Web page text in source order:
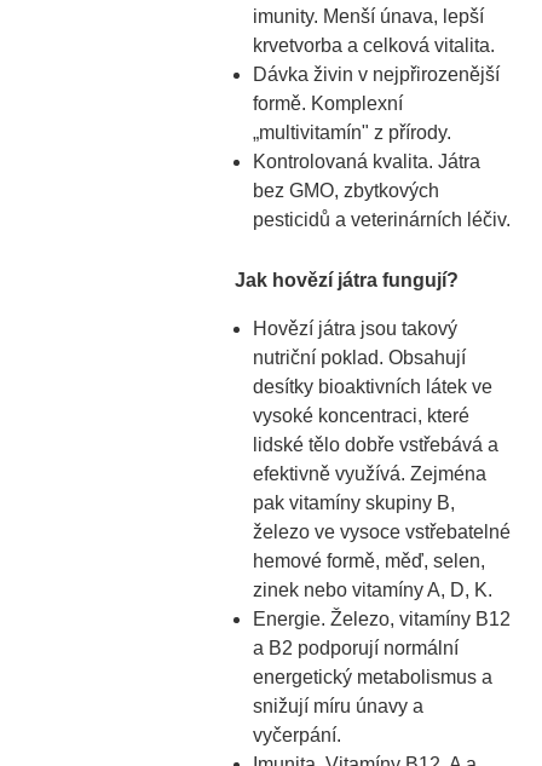
imunity. Menší únava, lepší
krvetvorba a celková vitalita.
Dávka živin v nejpřirozenější
formě. Komplexní
„multivitamín" z přírody.
Kontrolovaná kvalita. Játra
bez GMO, zbytkových
pesticidů a veterinárních léčiv.
Jak hovězí játra fungují?
Hovězí játra jsou takový
nutriční poklad. Obsahují
desítky bioaktivních látek ve
vysoké koncentraci, které
lidské tělo dobře vstřebává a
efektivně využívá. Zejména
pak vitamíny skupiny B,
železo ve vysoce vstřebatelné
hemové formě, měď, selen,
zinek nebo vitamíny A, D, K.
Energie. Železo, vitamíny B12
a B2 podporují normální
energetický metabolismus a
snižují míru únavy a
vyčerpání.